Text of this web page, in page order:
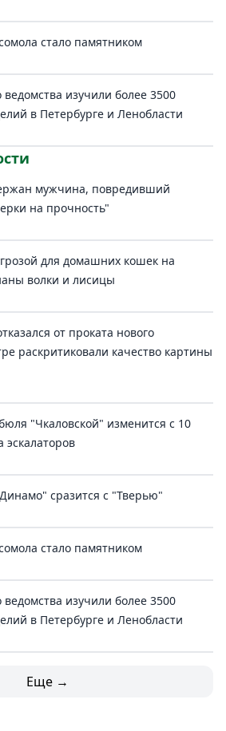
стало памятником
изучили более 3500
в Петербурге и Ленобласти
мужчина, повредивший
на прочность"
для домашних кошек на
волки и лисицы
от проката нового
раскритиковали качество картины
"Чкаловской" изменится с 10
эскалаторов
сразится с "Тверью"
стало памятником
изучили более 3500
в Петербурге и Ленобласти
Еще →